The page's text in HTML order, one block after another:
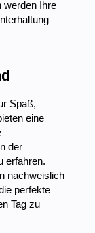
werden Ihre
Spaß,
eine
der
erfahren.
nachweislich
perfekte
Tag zu